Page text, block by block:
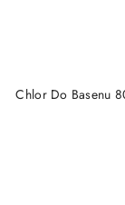
Chlor Do Basenu